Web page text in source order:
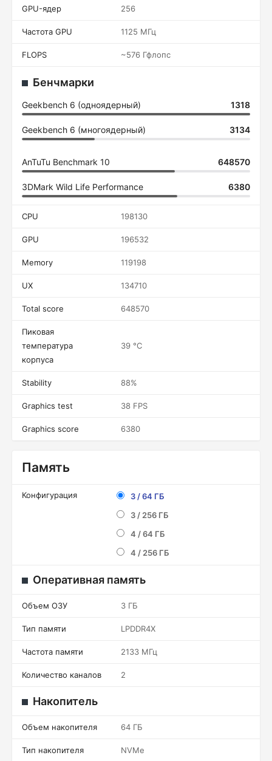
GPU-ядер 256
Частота GPU 1125 МГц
FLOPS ~576 Гфлопс
Бенчмарки
Geekbench 6 (одноядерный) 1318
Geekbench 6 (многоядерный) 3134
AnTuTu Benchmark 10 648570
3DMark Wild Life Performance 6380
CPU 198130
GPU 196532
Memory 119198
UX 134710
Total score 648570
Пиковая
температура
корпуса
39 °C
Stability 88%
Graphics test 38 FPS
Graphics score 6380
Память
Конфигурация
3 / 64 ГБ
3 / 256 ГБ
4 / 64 ГБ
4 / 256 ГБ
Оперативная память
Объем ОЗУ 3 ГБ
Тип памяти LPDDR4X
Частота памяти 2133 МГц
Количество каналов 2
Накопитель
Объем накопителя 64 ГБ
Тип накопителя NVMe